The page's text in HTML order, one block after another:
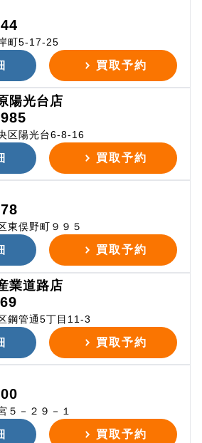
町5-17-25
買取予約
陽光台店
区陽光台6-8-16
買取予約
東俣野町９９５
買取予約
業道路店
鋼管通5丁目11-3
買取予約
５－２９－１
買取予約